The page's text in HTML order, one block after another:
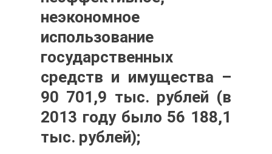
неэкономное
использование
государственных
средств и имущества –
90 701,9 тыс. рублей (в
2013 году было 56 188,1
тыс. рублей);